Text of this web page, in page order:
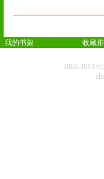
我的书架 收藏
2002-2013